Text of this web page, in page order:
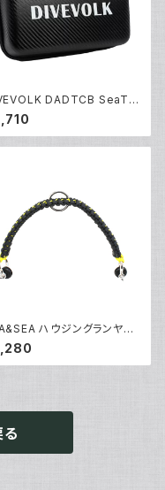
DADTCB SeaTo
4 max専用キャリーケース
ハウジングランヤー
[46137]